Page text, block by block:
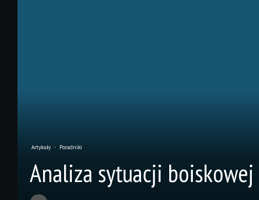
Artykuły Poradniki
Analiza sytuacji boiskowej